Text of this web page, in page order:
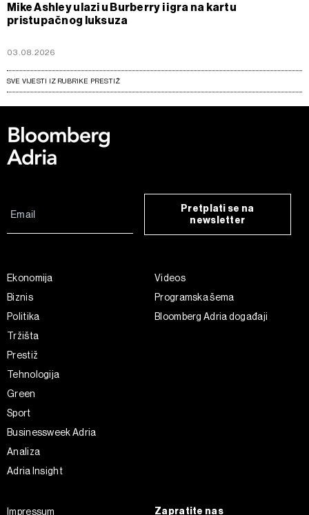
Mike Ashley ulazi u Burberry i igra na kartu
pristupačnog luksuza
03.08.2026
SVE VIJESTI IZ RUBRIKE PRESTIŽ
Pretplati se na
newsletter
Ekonomija
Biznis
Politika
Tržišta
Prestiž
Tehnologija
Green
Sport
Businessweek Adria
Analiza
Adria Insight
Videos
Programska šema
Bloomberg Adria događaji
Impressum
Zapratite nas